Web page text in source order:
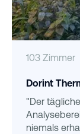
103 Zimmer
Dorint
"Der
niemals